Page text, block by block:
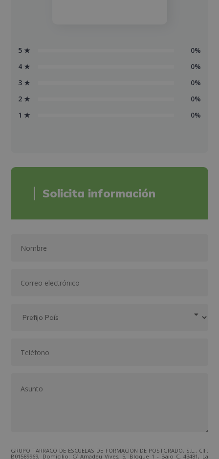
5 ★
0%
4 ★
0%
3 ★
0%
2 ★
0%
1 ★
0%
Solicita información
GRUPO TARRACO DE ESCUELAS DE FORMACIÓN DE POSTGRADO, S.L., CIF:
B01589969, Domicilio: C/ Amadeu Vives, 5, Bloque 1 - Bajo C, 43481, La